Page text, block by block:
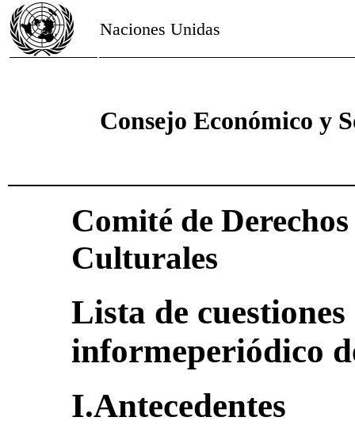
Naciones Unidas
Consejo Económico y
Comité de
Culturales
Lista de
informeperiódico
I.Antecedentes